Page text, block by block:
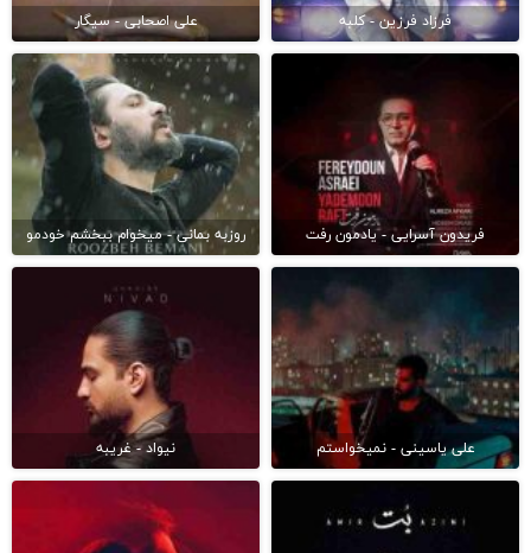
فرزاد فرزین - کلبه علی اصحابی - سیگار
فریدون آسرایی - یادمون رفت روزبه بمانی - میخوام ببخشم خودمو
علی یاسینی - نمیخواستم نیواد - غریبه